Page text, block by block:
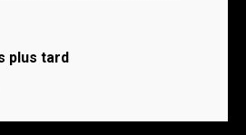
plus tard